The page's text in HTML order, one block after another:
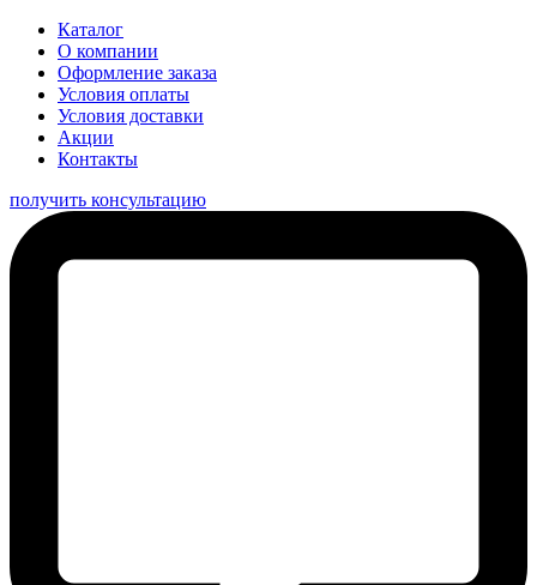
Каталог
О компании
Оформление заказа
Условия оплаты
Условия доставки
Акции
Контакты
получить консультацию